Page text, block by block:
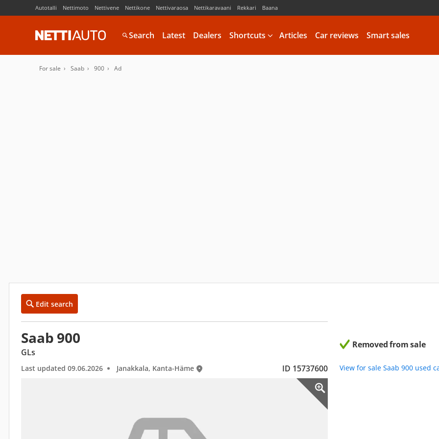
Autotalli Nettimoto Nettivene Nettikone Nettivaraosa Nettikaravaani Rekkari Baana
Search Latest Dealers Shortcuts Articles Car reviews Smart sales
For sale Saab 900 Ad
Edit search
Saab 900
GLs
Last updated 09.06.2026 Janakkala, Kanta-Häme ID 15737600
Removed from sale
View for sale Saab 900 used